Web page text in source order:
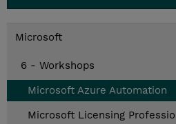
Microsoft
6 - Workshops
Microsoft Azure Automation
Microsoft Licensing